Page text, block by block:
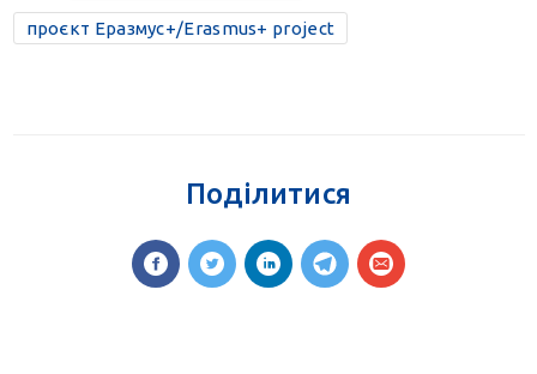
проєкт Еразмус+/Erasmus+ project
Поділитися